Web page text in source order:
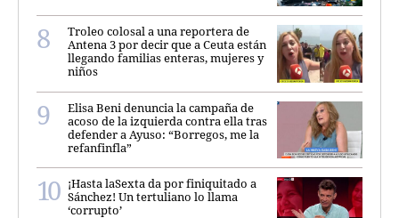
Troleo colosal a una reportera de
Antena 3 por decir que a Ceuta están
llegando familias enteras, mujeres y
niños
Elisa Beni denuncia la campaña de
acoso de la izquierda contra ella tras
defender a Ayuso: “Borregos, me la
refanfinfla”
¡Hasta laSexta da por finiquitado a
Sánchez! Un tertuliano lo llama
‘corrupto’